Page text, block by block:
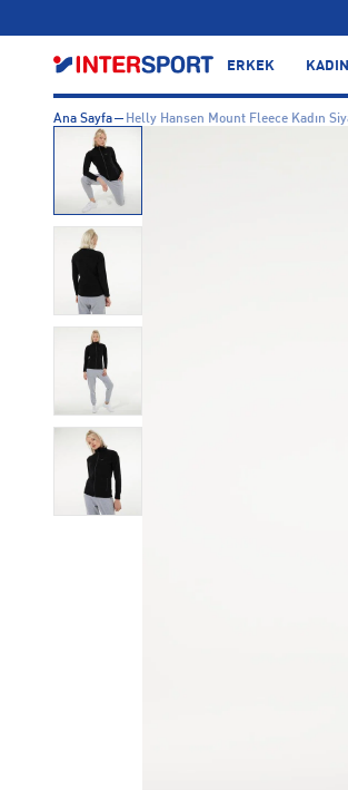
ERKEK KADIN
Ana Sayfa
Helly Hansen Mount Fleece Kadın